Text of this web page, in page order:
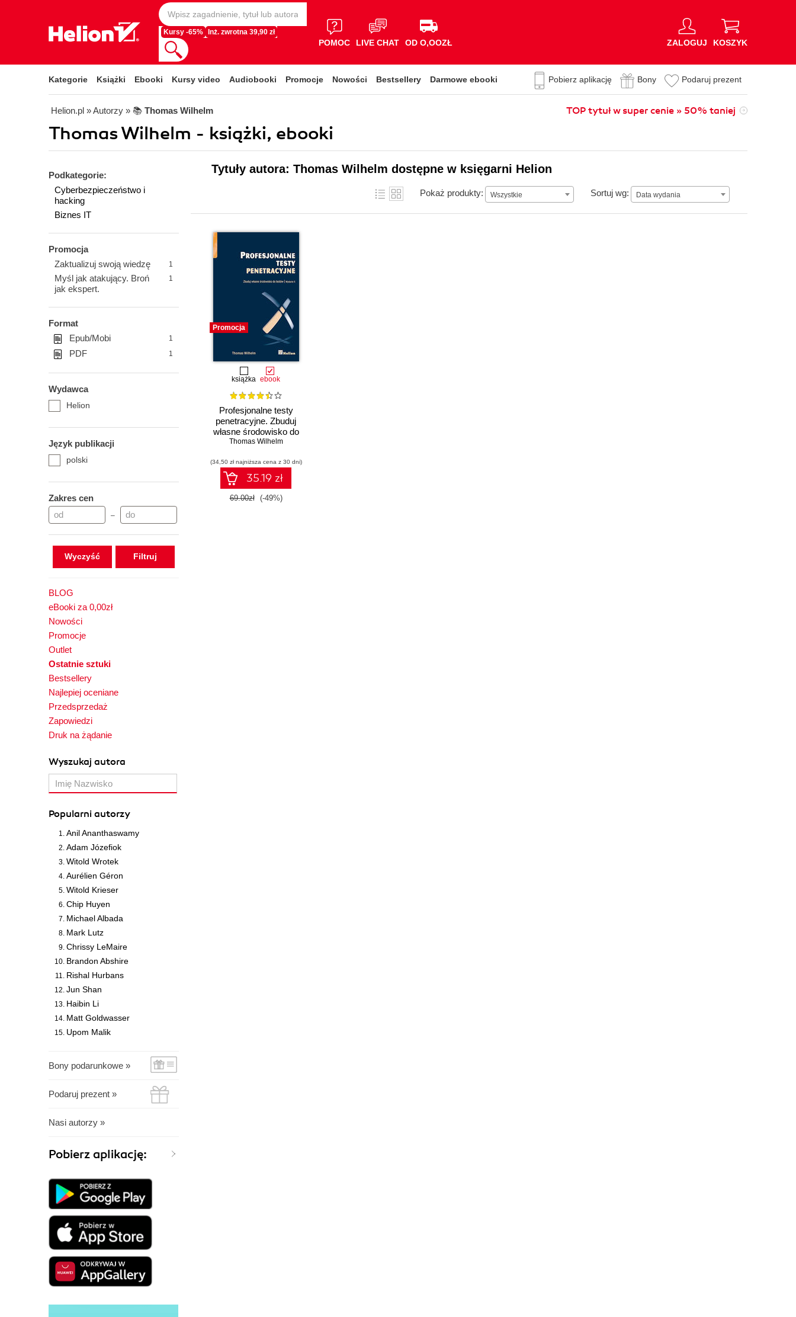
Kursy -65% Inż. zwrotna 39,90 zł
POMOC LIVE CHAT OD O,OOZŁ ZALOGUJ KOSZYK
Kategorie Książki Ebooki Kursy video Audiobooki Promocje Nowości Bestsellery Darmowe ebooki Pobierz aplikację Bony Podaruj prezent
Helion.pl » Autorzy » 📚 Thomas Wilhelm TOP tytuł w super cenie » 50% taniej
Thomas Wilhelm - książki, ebooki
Podkategorie:
Cyberbezpieczeństwo i
hacking
Biznes IT
Promocja
Zaktualizuj swoją wiedzę
1
Myśl jak atakujący. Broń
jak ekspert.
1
Format
Epub/Mobi
1
PDF 1
Wydawca
Helion
Język publikacji
polski
Zakres cen
–
Wyczyść
BLOG
eBooki za 0,00zł
Nowości
Promocje
Outlet
Ostatnie sztuki
Bestsellery
Najlepiej oceniane
Przedsprzedaż
Zapowiedzi
Druk na żądanie
Wyszukaj autora
Popularni autorzy
Anil Ananthaswamy
Adam Józefiok
Witold Wrotek
Aurélien Géron
Witold Krieser
Chip Huyen
Michael Albada
Mark Lutz
Chrissy LeMaire
Brandon Abshire
Rishal Hurbans
Jun Shan
Haibin Li
Matt Goldwasser
Upom Malik
Bony podarunkowe »
Podaruj prezent »
Nasi autorzy »
Pobierz aplikację:
Tytuły autora: Thomas Wilhelm dostępne w księgarni Helion
Pokaż produkty: Wszystkie Sortuj wg: Data wydania
Data wydania
Promocja
książka ebook
Profesjonalne testy
penetracyjne. Zbuduj
własne środowisko do
testów
Thomas Wilhelm
(34,50 zł najniższa cena z 30 dni)
35.19 zł
69.00zł (-49%)